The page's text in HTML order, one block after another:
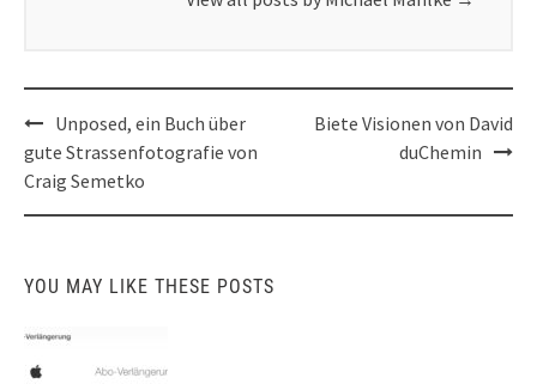
Post
navigation
Unposed, ein Buch über
gute Strassenfotografie von
Craig Semetko
Biete Visionen von David
duChemin
YOU MAY LIKE THESE POSTS